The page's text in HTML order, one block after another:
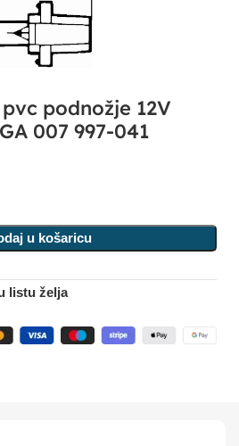
podnožje 12V
007 997-041
u košaricu
listu želja